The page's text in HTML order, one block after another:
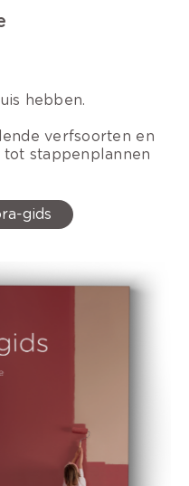
hebben.
verfsoorten en
stappenplannen
gids